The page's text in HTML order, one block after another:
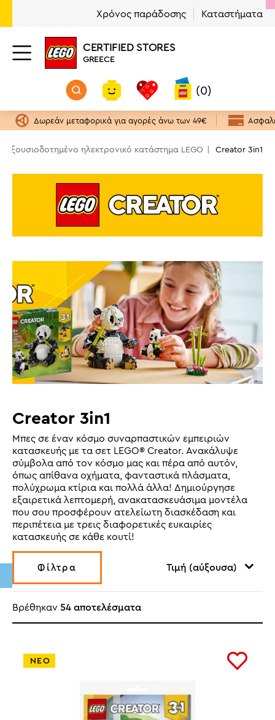
Χρόνος παράδοσης Καταστήματα
CERTIFIED STORES
GREECE
(0)
Δωρεάν μεταφορικά για αγορές άνω των 49€
Εξουσιοδοτημένο ηλεκτρονικό κατάστημα LEGO Creator 3in1
Creator 3in1
Μπες σε έναν κόσμο συναρπαστικών εμπειριών
κατασκευής με τα σετ LEGO® Creator. Ανακάλυψε
σύμβολα από τον κόσμο μας και πέρα από αυτόν,
όπως απίθανα οχήματα, φανταστικά πλάσματα,
πολύχρωμα κτίρια και πολλά άλλα! Δημιούργησε
εξαιρετικά λεπτομερή, ανακατασκευάσιμα μοντέλα
που σου προσφέρουν ατελείωτη διασκέδαση και
περιπέτεια με τρεις διαφορετικές ευκαιρίες
κατασκευής σε κάθε κουτί!
Creator 3in1 (54)
6+ ετών (11)
(43)
€
4 € 130 €
Αγόρι (11)
Αγόρι & Κορίτσι
(33)
(10)
Διαθέσιμα προϊόντα
Ναι (49)
Φίλτρα
Βρέθηκαν 54 αποτελέσματα
Τιμή (αύξουσα)
ΝΕΟ